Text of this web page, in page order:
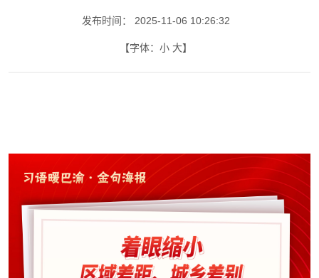
发布时间： 2025-11-06 10:26:32
【字体： 小 大】